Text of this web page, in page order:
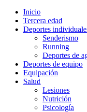
Inicio
Tercera edad
Deportes
Senderismo
Running
Deportes de
Deportes de equipo
Equipación
Salud
Lesiones
Nutrición
Psicología